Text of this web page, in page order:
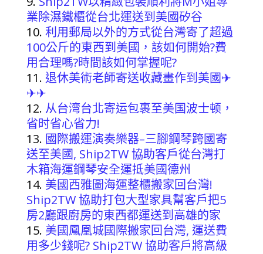
業除濕鐵櫃從台北運送到美國矽谷
利用郵局以外的方式從台灣寄了超過
100公斤的東西到美國，該如何開始?費
用合理嗎?時間該如何掌握呢?
退休美術老師寄送收藏畫作到美國✈
✈✈
从台湾台北寄运包裹至美国波士顿，
省时省心省力!
國際搬運演奏樂器–三腳鋼琴跨國寄
送至美國, Ship2TW 協助客戶從台灣打
木箱海運鋼琴安全運抵美國德州
美國西雅圖海運整櫃搬家回台灣!
Ship2TW 協助打包大型家具幫客戶把5
房2廳跟廚房的東西都運送到高雄的家
美國鳳凰城國際搬家回台灣, 運送費
用多少錢呢? Ship2TW 協助客戶將高級